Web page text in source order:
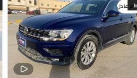
عادل